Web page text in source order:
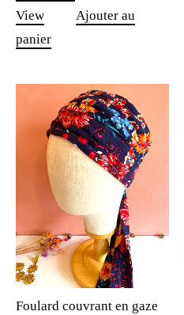
View
Ajouter au
panier
Foulard couvrant en gaze